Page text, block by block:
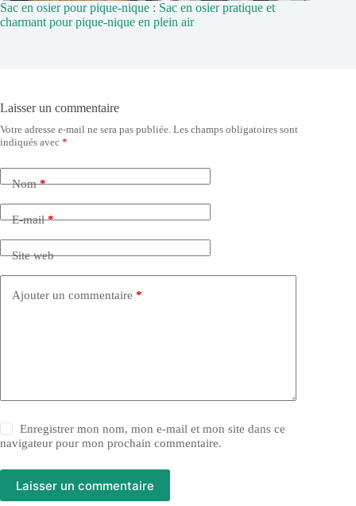
Sac en osier pour pique-nique : Sac en osier pratique et
charmant pour pique-nique en plein air
Laisser un commentaire
Votre adresse e-mail ne sera pas publiée. Les champs obligatoires sont
indiqués avec *
Nom*
E-mail*
Site web
Ajouter un commentaire *
Enregistrer mon nom, mon e-mail et mon site dans ce
navigateur pour mon prochain commentaire.
Laisser un commentaire